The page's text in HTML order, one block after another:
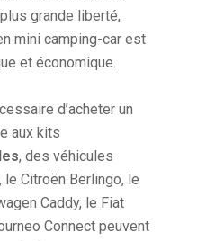
grande liberté,
mini camping-car est
et économique.
d’acheter un
aux kits
, des véhicules
le Citroën Berlingo, le
Caddy, le Fiat
Connect peuvent